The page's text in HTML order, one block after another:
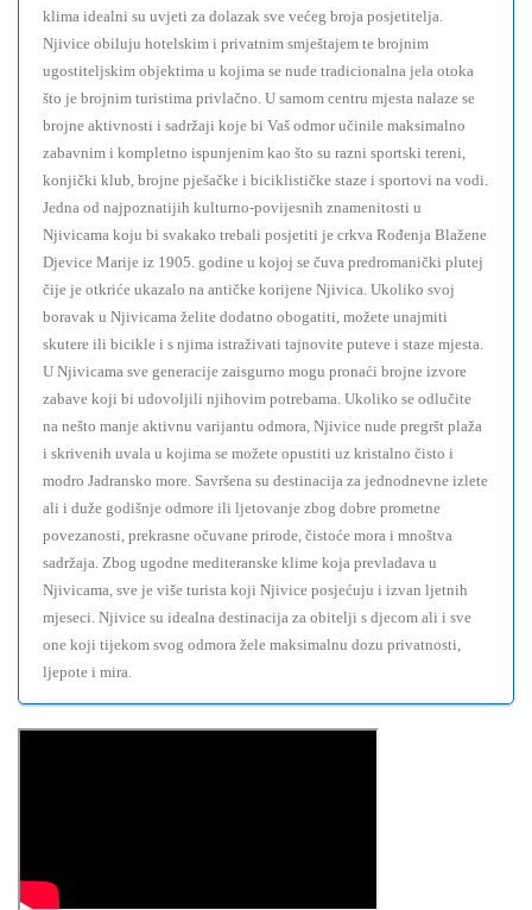
klima idealni su uvjeti za dolazak sve većeg broja posjetitelja.
Njivice obiluju hotelskim i privatnim smještajem te brojnim
ugostiteljskim objektima u kojima se nude tradicionalna jela otoka
što je brojnim turistima privlačno. U samom centru mjesta nalaze se
brojne aktivnosti i sadržaji koje bi Vaš odmor učinile maksimalno
zabavnim i kompletno ispunjenim kao što su razni sportski tereni,
konjički klub, brojne pješačke i biciklističke staze i sportovi na vodi.
Jedna od najpoznatijih kulturno-povijesnih znamenitosti u
Njivicama koju bi svakako trebali posjetiti je crkva Rođenja Blažene
Djevice Marije iz 1905. godine u kojoj se čuva predromanički plutej
čije je otkriće ukazalo na antičke korijene Njivica. Ukoliko svoj
boravak u Njivicama želite dodatno obogatiti, možete unajmiti
skutere ili bicikle i s njima istraživati tajnovite puteve i staze mjesta.
U Njivicama sve generacije zaisgurno mogu pronaći brojne izvore
zabave koji bi udovoljili njihovim potrebama. Ukoliko se odlučite
na nešto manje aktivnu varijantu odmora, Njivice nude pregršt plaža
i skrivenih uvala u kojima se možete opustiti uz kristalno čisto i
modro Jadransko more. Savršena su destinacija za jednodnevne izlete
ali i duže godišnje odmore ili ljetovanje zbog dobre prometne
povezanosti, prekrasne očuvane prirode, čistoće mora i mnoštva
sadržaja. Zbog ugodne mediteranske klime koja prevladava u
Njivicama, sve je više turista koji Njivice posjećuju i izvan ljetnih
mjeseci. Njivice su idealna destinacija za obitelji s djecom ali i sve
one koji tijekom svog odmora žele maksimalnu dozu privatnosti,
ljepote i mira.